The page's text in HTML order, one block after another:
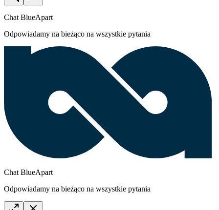
Chat BlueApart
Odpowiadamy na bieżąco na wszystkie pytania
Chat BlueApart
Odpowiadamy na bieżąco na wszystkie pytania